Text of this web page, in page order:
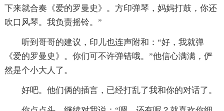
下来就合奏《爱的罗曼史》。方印弹琴，妈妈打鼓，你还
吹口风琴。我负责摇铃。”
听到哥哥的建议，印儿也连声附和：“好，我就弹
《爱的罗曼史》。你们可不许弹错哦。”他信心满满，俨
然是个小大人了。
好吧。他们俩的插言，已经打乱了我和你的对话了。